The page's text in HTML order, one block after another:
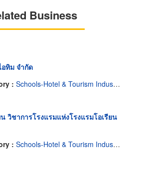
Business
ทิม จำกัด
: Schools-Hotel & Tourism Industry Management
น วิชาการโรงแรมแห่งโรงแรมโอเรียน
: Schools-Hotel & Tourism Industry Management